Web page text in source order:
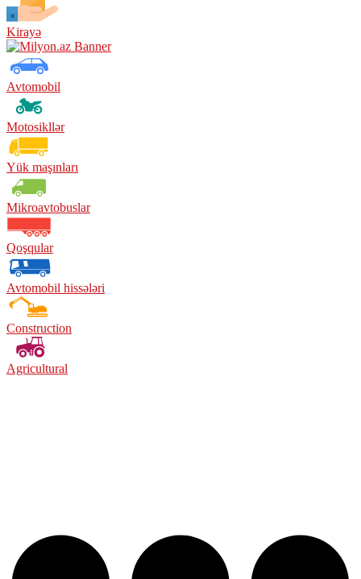
Kirayə
Avtomobil
Motosikllər
Yük maşınları
Mikroavtobuslar
Qoşqular
Avtomobil hissələri
Construction
Agricultural